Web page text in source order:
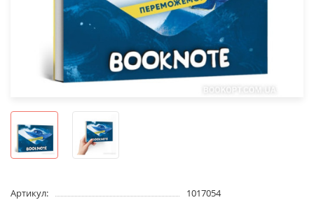
Артикул:
1017054